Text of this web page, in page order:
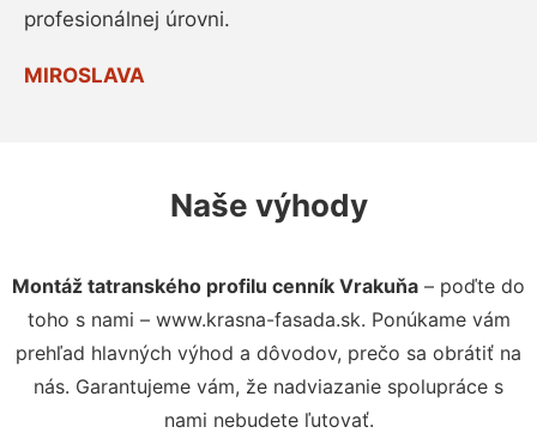
profesionálnej úrovni.
MIROSLAVA
Naše výhody
Montáž tatranského profilu cenník Vrakuňa – poďte do
toho s nami – www.krasna-fasada.sk. Ponúkame vám
prehľad hlavných výhod a dôvodov, prečo sa obrátiť na
nás. Garantujeme vám, že nadviazanie spolupráce s
nami nebudete ľutovať.